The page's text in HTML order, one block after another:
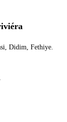
Didim, Fethiye.